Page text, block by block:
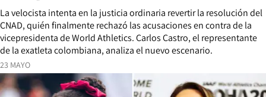
23 MAYO
La velocista intenta en la justicia ordinaria revertir la resolución del
CNAD, quién finalmente rechazó las acusaciones en contra de la
vicepresidenta de World Athletics. Carlos Castro, el representante
de la exatleta colombiana, analiza el nuevo escenario.